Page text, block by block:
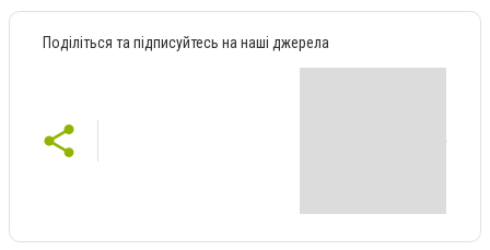
Поділіться та підписуйтесь на наші джерела